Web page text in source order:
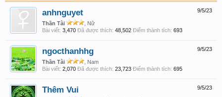
9/5/23
anhnguyet
Thần Tài
, Nữ
Bài viết: 3,470 Đã được thích: 48,502 Điểm thành tích: 693
9/5/23
ngocthanhhg
Thần Tài
, Nam
Bài viết: 2,070 Đã được thích: 23,723 Điểm thành tích: 695
9/5/23
Thêm Vui